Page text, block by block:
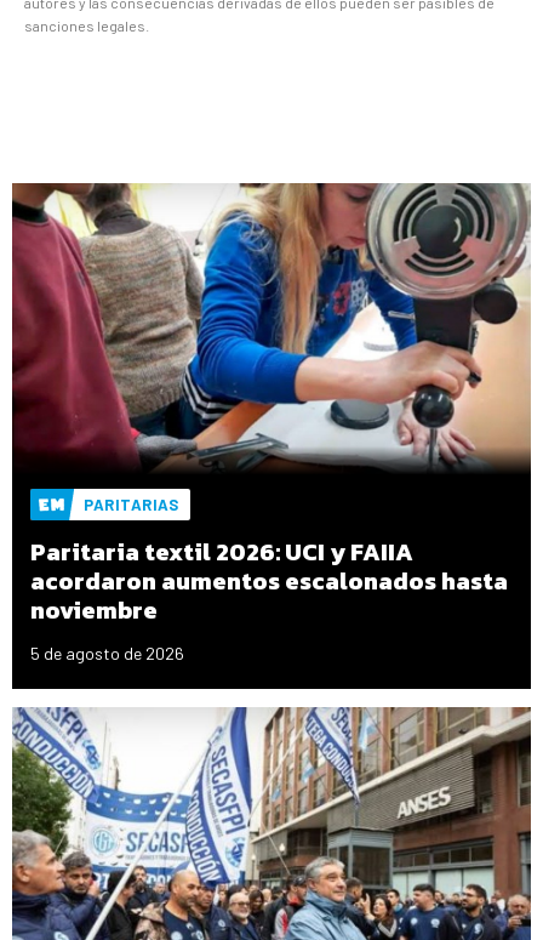
sanciones legales.
PARITARIAS
Paritaria textil 2026: UCI y FAIIA
acordaron aumentos escalonados hasta
noviembre
5 de agosto de 2026